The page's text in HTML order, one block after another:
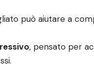
può aiutare a
, pensato per